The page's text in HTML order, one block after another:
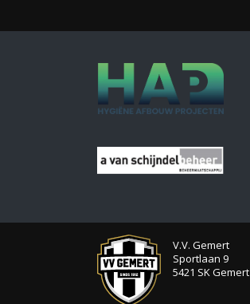
V.V. Gemert
Sportlaan 9
5421 SK Gemert